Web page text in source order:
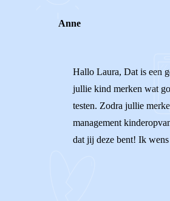
Anne
Hallo Laura, Dat is een
jullie kind merken wat
testen. Zodra jullie
management
dat jij deze bent! Ik